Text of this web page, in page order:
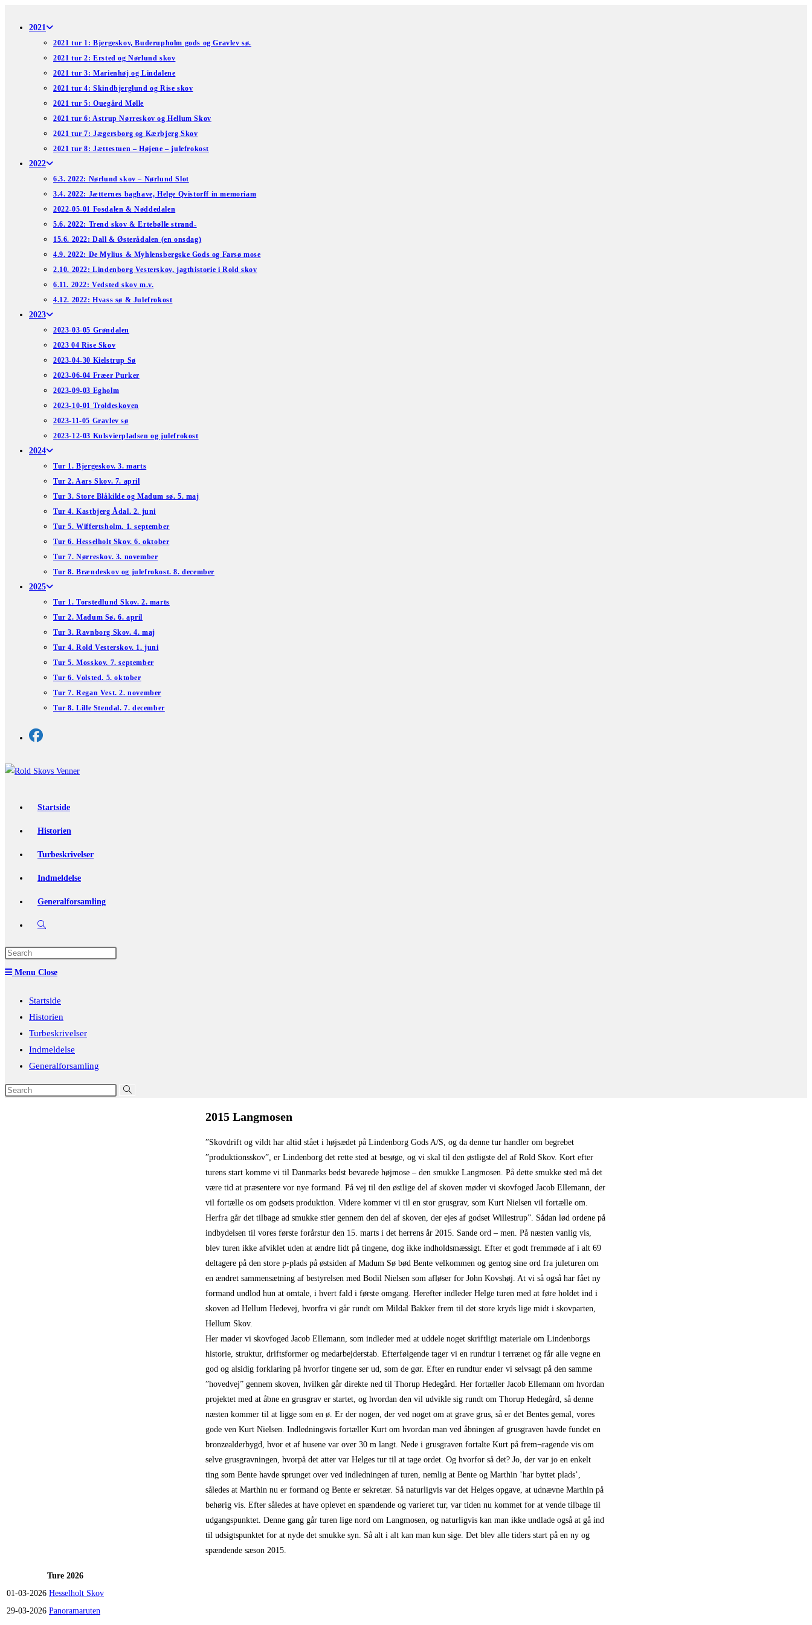
2021
2021 tur 1: Bjergeskov, Buderupholm gods og Gravlev sø.
2021 tur 2: Ersted og Nørlund skov
2021 tur 3: Marienhøj og Lindalene
2021 tur 4: Skindbjerglund og Rise skov
2021 tur 5: Ouegård Mølle
2021 tur 6: Astrup Nørreskov og Hellum Skov
2021 tur 7: Jægersborg og Kærbjerg Skov
2021 tur 8: Jættestuen – Højene – julefrokost
2022
6.3. 2022: Nørlund skov – Nørlund Slot
3.4. 2022: Jætternes baghave, Helge Qvistorff in memoriam
2022-05-01 Fosdalen & Nøddedalen
5.6. 2022: Trend skov & Ertebølle strand-
15.6. 2022: Dall & Østerådalen (en onsdag)
4.9. 2022: De Mylius & Myhlensbergske Gods og Farsø mose
2.10. 2022: Lindenborg Vesterskov, jagthistorie i Rold skov
6.11. 2022: Vedsted skov m.v.
4.12. 2022: Hvass sø & Julefrokost
2023
2023-03-05 Grøndalen
2023 04 Rise Skov
2023-04-30 Kielstrup Sø
2023-06-04 Fræer Purker
2023-09-03 Egholm
2023-10-01 Troldeskoven
2023-11-05 Gravlev sø
2023-12-03 Kulsvierpladsen og julefrokost
2024
Tur 1. Bjergeskov. 3. marts
Tur 2. Aars Skov. 7. april
Tur 3. Store Blåkilde og Madum sø. 5. maj
Tur 4. Kastbjerg Ådal. 2. juni
Tur 5. Wiffertsholm. 1. september
Tur 6. Hesselholt Skov. 6. oktober
Tur 7. Nørreskov. 3. november
Tur 8. Brændeskov og julefrokost. 8. december
2025
Tur 1. Torstedlund Skov. 2. marts
Tur 2. Madum Sø. 6. april
Tur 3. Ravnborg Skov. 4. maj
Tur 4. Rold Vesterskov. 1. juni
Tur 5. Mosskov. 7. september
Tur 6. Volsted. 5. oktober
Tur 7. Regan Vest. 2. november
Tur 8. Lille Stendal. 7. december
Startside
Historien
Turbeskrivelser
Indmeldelse
Generalforsamling
Toggle
website
search
Menu Close
Startside
Historien
Turbeskrivelser
Indmeldelse
Generalforsamling
Search
2015 Langmosen
”Skovdrift og vildt har altid stået i højsædet på Lindenborg Gods A/S, og da denne tur handler om begrebet
”produktionsskov”, er Lindenborg det rette sted at besøge, og vi skal til den østligste del af Rold Skov. Kort efter
turens start komme vi til Danmarks bedst bevarede højmose – den smukke Langmosen. På dette smukke sted må det
være tid at præsentere vor nye formand. På vej til den østlige del af skoven møder vi skovfoged Jacob Ellemann, der
vil fortælle os om godsets produktion. Videre kommer vi til en stor grusgrav, som Kurt Nielsen vil fortælle om.
Herfra går det tilbage ad smukke stier gennem den del af skoven, der ejes af godset Willestrup”. Sådan lød ordene på
indbydelsen til vores første forårstur den 15. marts i det herrens år 2015. Sande ord – men. På næsten vanlig vis,
blev turen ikke afviklet uden at ændre lidt på tingene, dog ikke indholdsmæssigt. Efter et godt fremmøde af i alt 69
deltagere på den store p-plads på østsiden af Madum Sø bød Bente velkommen og gentog sine ord fra juleturen om
en ændret sammensætning af bestyrelsen med Bodil Nielsen som afløser for John Kovshøj. At vi så også har fået ny
formand undlod hun at omtale, i hvert fald i første omgang. Herefter indleder Helge turen med at føre holdet ind i
skoven ad Hellum Hedevej, hvorfra vi går rundt om Mildal Bakker frem til det store kryds lige midt i skovparten,
Hellum Skov.
Her møder vi skovfoged Jacob Ellemann, som indleder med at uddele noget skriftligt materiale om Lindenborgs
historie, struktur, driftsformer og medarbejderstab. Efterfølgende tager vi en rundtur i terrænet og får alle vegne en
god og alsidig forklaring på hvorfor tingene ser ud, som de gør. Efter en rundtur ender vi selvsagt på den samme
”hovedvej” gennem skoven, hvilken går direkte ned til Thorup Hedegård. Her fortæller Jacob Ellemann om hvordan
projektet med at åbne en grusgrav er startet, og hvordan den vil udvikle sig rundt om Thorup Hedegård, så denne
næsten kommer til at ligge som en ø. Er der nogen, der ved noget om at grave grus, så er det Bentes gemal, vores
gode ven Kurt Nielsen. Indledningsvis fortæller Kurt om hvordan man ved åbningen af grusgraven havde fundet en
bronzealderbygd, hvor et af husene var over 30 m langt. Nede i grusgraven fortalte Kurt på frem¬ragende vis om
selve grusgravningen, hvorpå det atter var Helges tur til at tage ordet. Og hvorfor så det? Jo, der var jo en enkelt
ting som Bente havde sprunget over ved indledningen af turen, nemlig at Bente og Marthin ’har byttet plads’,
således at Marthin nu er formand og Bente er sekretær. Så naturligvis var det Helges opgave, at udnævne Marthin på
behørig vis. Efter således at have oplevet en spændende og varieret tur, var tiden nu kommet for at vende tilbage til
udgangspunktet. Denne gang går turen lige nord om Langmosen, og naturligvis kan man ikke undlade også at gå ind
til udsigtspunktet for at nyde det smukke syn. Så alt i alt kan man kun sige. Det blev alle tiders start på en ny og
spændende sæson 2015.
Ture 2026
01-03-2026 Hesselholt Skov
29-03-2026 Panoramaruten